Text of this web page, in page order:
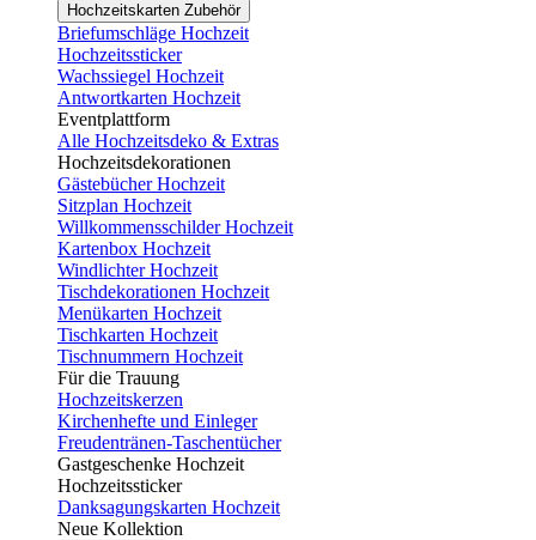
Hochzeitskarten Zubehör
Briefumschläge Hochzeit
Hochzeitssticker
Wachssiegel Hochzeit
Antwortkarten Hochzeit
Eventplattform
Alle Hochzeitsdeko & Extras
Hochzeitsdekorationen
Gästebücher Hochzeit
Sitzplan Hochzeit
Willkommensschilder Hochzeit
Kartenbox Hochzeit
Windlichter Hochzeit
Tischdekorationen Hochzeit
Menükarten Hochzeit
Tischkarten Hochzeit
Tischnummern Hochzeit
Für die Trauung
Hochzeitskerzen
Kirchenhefte und Einleger
Freudentränen-Taschentücher
Gastgeschenke Hochzeit
Hochzeitssticker
Danksagungskarten Hochzeit
Neue Kollektion